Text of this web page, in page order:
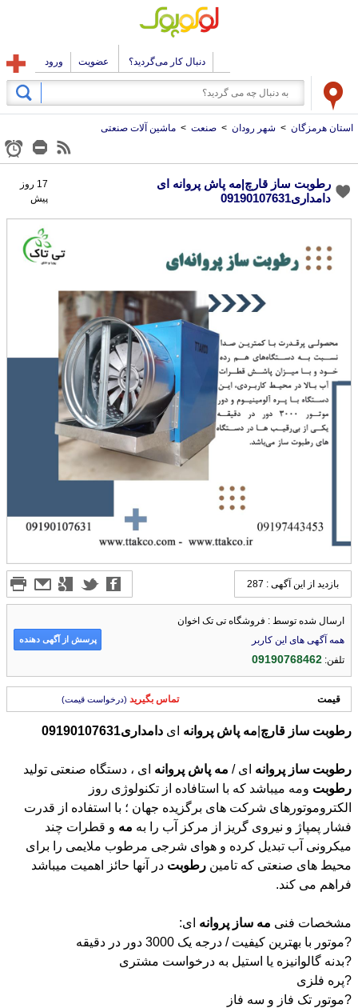
دنبال کار می‌گردید؟ عضویت ورود
استان هرمزگان > شهر رودان > صنعت > ماشین آلات صنعتی
رطوبت ساز قارچ|مه پاش پروانه ای
دامداری09190107631
17 روز
پیش
بازدید از این آگهی : 287
ارسال شده توسط : فروشگاه تی تک اخوان
همه آگهی های این کاربر
تلفن:09190768462
پرسش از آگهی دهنده
قیمت تماس بگیرید (درخواست قیمت)
رطوبت ساز قارچ مه پاش پروانه ای دامداری09190107631
رطوبت ساز پروانه ای / مه پاش پروانه ای ، دستگاه صنعتی تولید
رطوبت ومه میباشد که با استافاده از تکنولوژی روز
الکتروموتورهای شرکت های برگزیده جهان ؛ با استفاده از قدرت
فشار پمپاژ و نیروی گریز از مرکز آب را به مه و قطرات چند
میکرونی آب تبدیل کرده و هوای شرجی مرطوب ملایمی را برای
محیط های صنعتی که تامین رطوبت در آنها حائز اهمیت میباشد
فراهم می کند.
مشخصات فنی مه ساز پروانه ای:
?موتور با بهترین کیفیت / درجه یک 3000 دور در دقیقه
?بدنه گالوانیزه یا استیل به درخواست مشتری
?پره فلزی
?موتور تک فاز و سه فاز